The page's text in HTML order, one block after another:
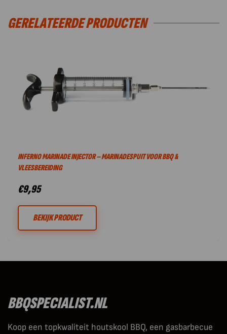
GERELATEERDE PRODUCTEN
INFERNO MARINADE INJECTOR – MARINADESPUIT VOOR BBQ &
VLEESBEREIDING
€9,95
BEKIJK PRODUCT
BBQSPECIALIST.NL
Koop een topkwaliteit houtskool BBQ, een gasbarbecue